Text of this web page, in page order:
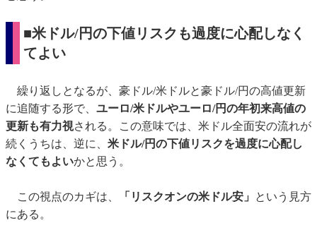
■米ドル/円の下値リスクも過度に心配しなく
てよい
繰り返しとなるが、豪ドル/米ドルと豪ドル/円の高値更新
に追随する形で、 ユーロ/米ドルやユーロ/円の年初来高値の
更新も有力視される。この意味では、米ドル全面安の流れが
続くうちは、逆に、 米ドル/円の下値リスクを過度に心配し
なくてもよいかと思う。
この視点のカギは、 「リスクオンの米ドル安」
という見方
にある。